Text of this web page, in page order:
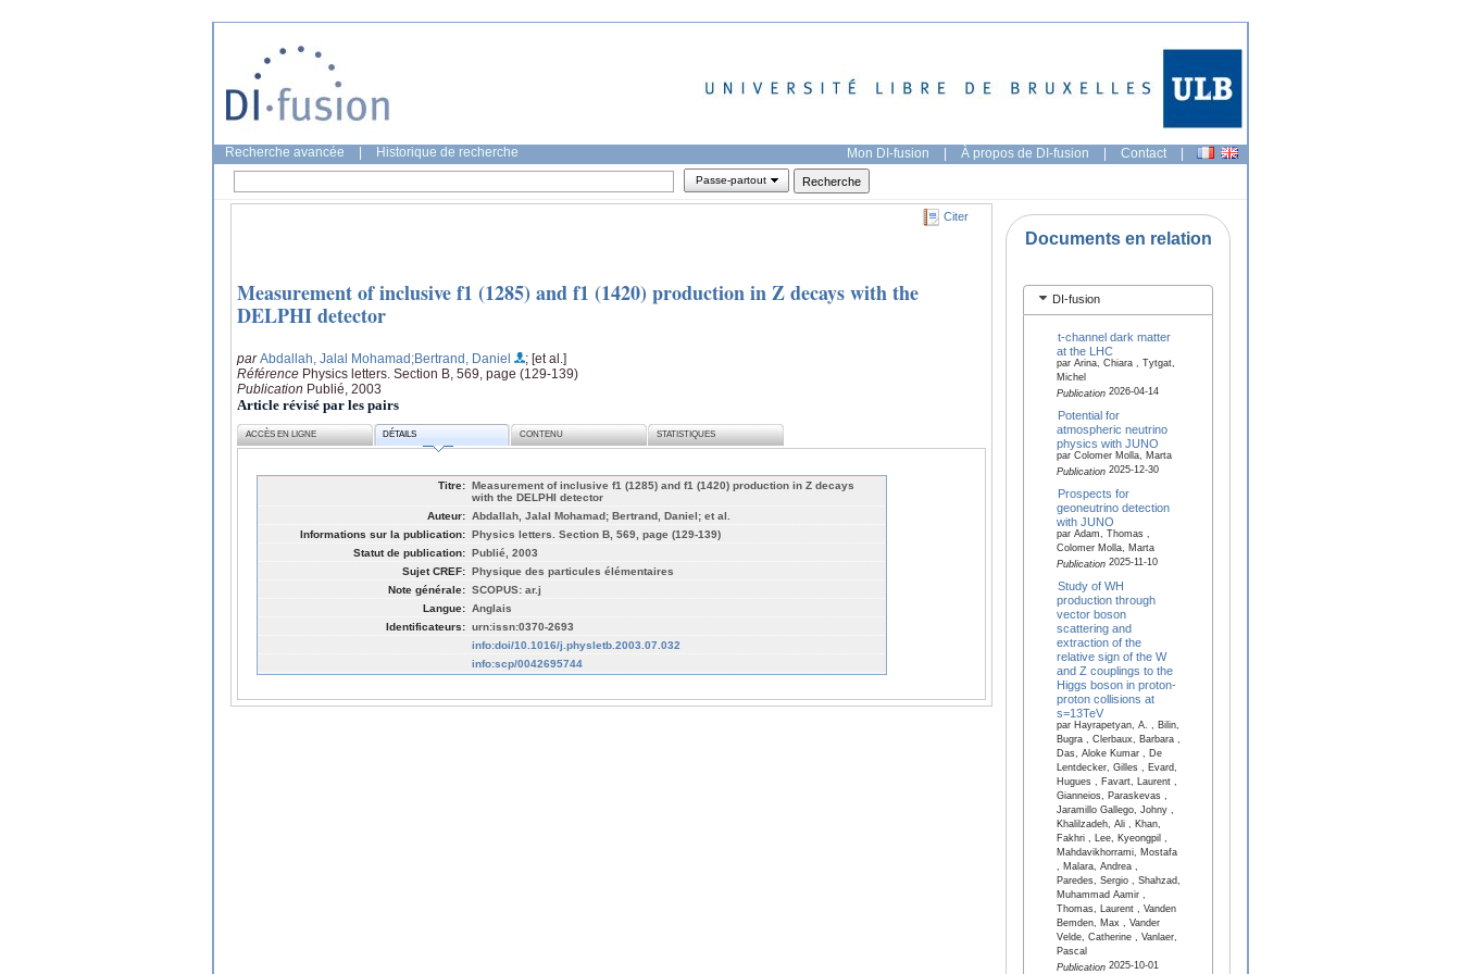
Recherche avancée Historique de recherche Mon DI-fusion | À propos de DI-fusion | Contact |
Passe-partout
Citer
Measurement of inclusive f1 (1285) and f1 (1420) production in Z decays with the
DELPHI detector
parAbdallah, Jalal Mohamad;Bertrand, Daniel
; [et al.]
Référence Physics letters. Section B, 569, page (129-139)
Publication Publié, 2003
Article révisé par les pairs
ACCÈS EN LIGNE DÉTAILS CONTENU STATISTIQUES
Titre: Measurement of inclusive f1 (1285) and f1 (1420) production in Z decays
with the DELPHI detector
Auteur: Abdallah, Jalal Mohamad; Bertrand, Daniel; et al.
Informations sur la publication: Physics letters. Section B, 569, page (129-139)
Statut de publication: Publié, 2003
Sujet CREF: Physique des particules élémentaires
Note générale: SCOPUS: ar.j
Langue: Anglais
Identificateurs: urn:issn:0370-2693
info:doi/10.1016/j.physletb.2003.07.032
info:scp/0042695744
Documents en relation
DI-fusion
t-channel dark matter
at the LHC
par Arina, Chiara , Tytgat,
Michel
Publication2026-04-14
Potential for
atmospheric neutrino
physics with JUNO
par Colomer Molla, Marta
Publication2025-12-30
Prospects for
geoneutrino detection
with JUNO
par Adam, Thomas ,
Colomer Molla, Marta
Publication2025-11-10
Study of WH
production through
vector boson
scattering and
extraction of the
relative sign of the W
and Z couplings to the
Higgs boson in proton-
proton collisions at
s=13TeV
par Hayrapetyan, A. , Bilin,
Bugra , Clerbaux, Barbara ,
Das, Aloke Kumar , De
Lentdecker, Gilles , Evard,
Hugues , Favart, Laurent ,
Gianneios, Paraskevas ,
Jaramillo Gallego, Johny ,
Khalilzadeh, Ali , Khan,
Fakhri , Lee, Kyeongpil ,
Mahdavikhorrami, Mostafa
, Malara, Andrea ,
Paredes, Sergio , Shahzad,
Muhammad Aamir ,
Thomas, Laurent , Vanden
Bemden, Max , Vander
Velde, Catherine , Vanlaer,
Pascal
Publication2025-10-01